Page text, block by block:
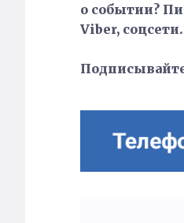
о событии?
Viber,